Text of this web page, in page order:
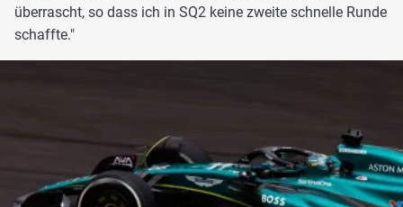
überrascht, so dass ich in SQ2 keine zweite schnelle Runde
schaffte."